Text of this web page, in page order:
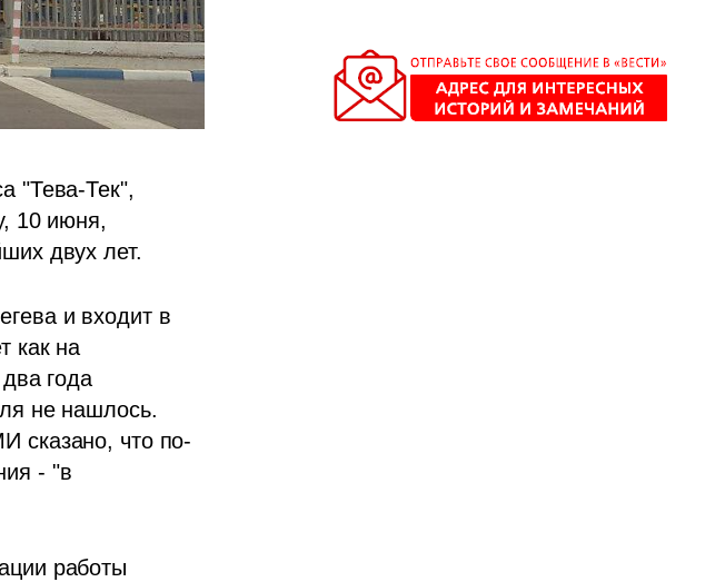
"Тева-Тек",
10 июня,
двух лет.
и входит в
как на
года
не нашлось.
сказано, что по-
- "в
работы